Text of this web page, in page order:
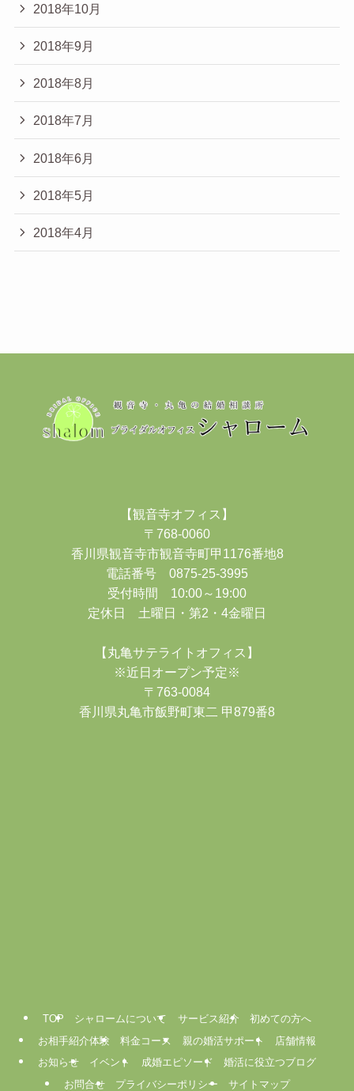
2018年10月
2018年9月
2018年8月
2018年7月
2018年6月
2018年5月
2018年4月
【観音寺オフィス】
〒768-0060
香川県観音寺市観音寺町甲1176番地8
電話番号 0875-25-3995
受付時間 10:00～19:00
定休日 土曜日・第2・4金曜日
【丸亀サテライトオフィス】
※近日オープン予定※
〒763-0084
香川県丸亀市飯野町東二 甲879番8
TOP シャロームについて サービス紹介
初めての方へ
お相手紹介体験
料金コース 親の婚活サポート
店舗情報
お知らせ
イベント 成婚エピソード
婚活に役立つブログ
お問合せ
プライバシーポリシー サイトマップ